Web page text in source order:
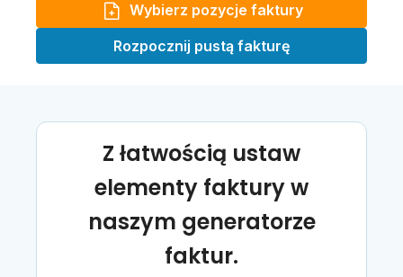
Wybierz pozycje faktury
Rozpocznij pustą fakturę
Z łatwością ustaw
elementy faktury w
naszym generatorze
faktur.